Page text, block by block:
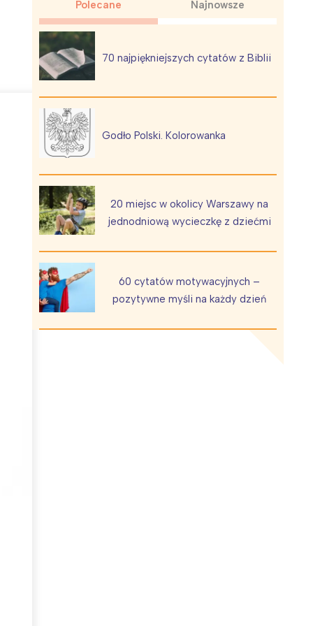
Polecane Najnowsze
70 najpiękniejszych cytatów z Biblii
Godło Polski. Kolorowanka
20 miejsc w okolicy Warszawy na
jednodniową wycieczkę z dziećmi
60 cytatów motywacyjnych –
pozytywne myśli na każdy dzień